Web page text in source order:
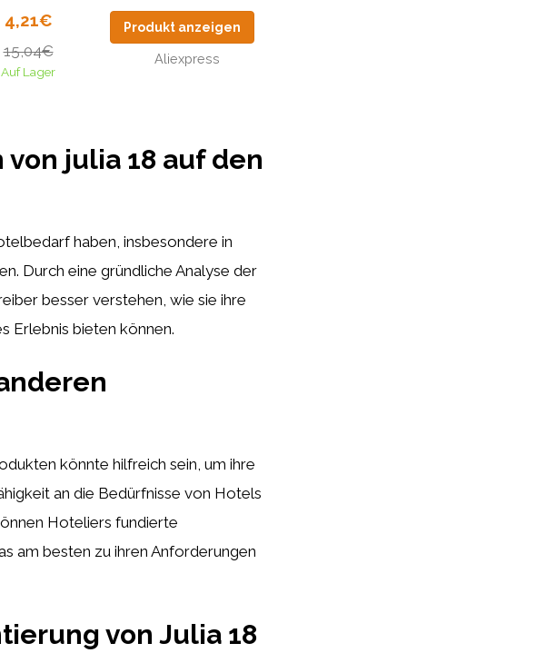
4,21€
15,04€
Auf Lager
Produkt anzeigen
Aliexpress
julia 18 auf den
haben, insbesondere in
Durch eine gründliche Analyse der
besser verstehen, wie sie ihre
Erlebnis bieten können.
könnte hilfreich sein, um ihre
an die Bedürfnisse von Hotels
Hoteliers fundierte
am besten zu ihren Anforderungen
von Julia 18